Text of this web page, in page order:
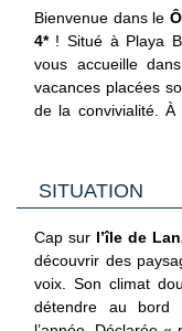
Bienvenue dans le
4* ! Situé à Playa
vous accueille
vacances placées
de la convivialité. À
de Playa
emblématiques
long de l’année.
aménagés dans un
le confort
complexe
plusieurs piscines
SITUATION
Cap sur l’île de
découvrir des
voix. Son climat
détendre au bord